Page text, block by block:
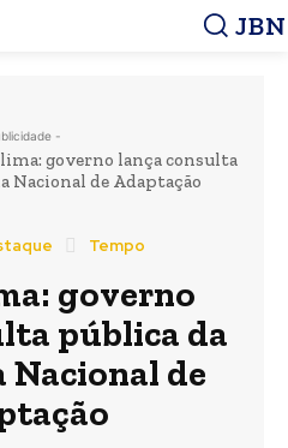
JBN
-
governo lança consulta
Nacional de Adaptação
Tempo
governo
pública da
de